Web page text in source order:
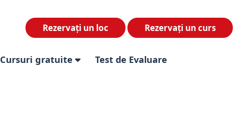
Rezervați un curs
Rezervați un loc
Cursuri gratuite Test de Evaluare